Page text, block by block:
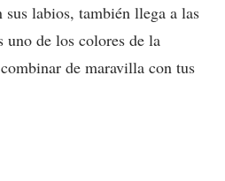
sus labios, también llega a las
uno de los colores de la
de maravilla con tus